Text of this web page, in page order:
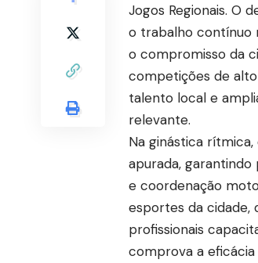
Jogos Regionais. O
o trabalho contínuo
o compromisso da
competições de
talento local e
relevante.
Na ginástica
apurada, garantindo
e coordenação
esportes da
profissionais
comprova a